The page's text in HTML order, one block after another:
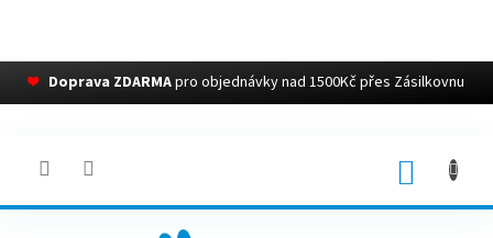
❤ Doprava ZDARMApro objednávky nad 1500Kč přes Zásilkovnu